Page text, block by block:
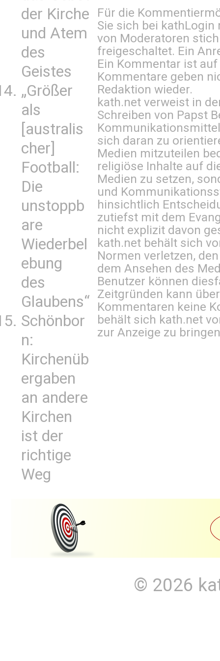
der Kirche
und Atem
des
Geistes
„Größer
als
[australis
cher]
Football:
Die
unstoppb
are
Wiederbel
ebung
des
Glaubens“
Schönbor
n:
Kirchenüb
ergaben
an andere
Kirchen
ist der
richtige
Weg
Für die
Sie sich bei kathLogin
von Moderatoren
freigeschaltet. Ein
Ein Kommentar ist
Kommentare geben
Redaktion wieder.
kath.net verweist in
Schreiben von Papst
sich daran zu
Medien mitzuteilen
religiöse Inhalte auf
Medien zu setzen,
und
hinsichtlich
zutiefst mit dem
nicht explizit davon
kath.net behält sich
Normen verletzen,
dem Ansehen des
Benutzer können
Zeitgründen kann
Kommentaren keine
behält sich kath.net
zur Anzeige zu
© 2026